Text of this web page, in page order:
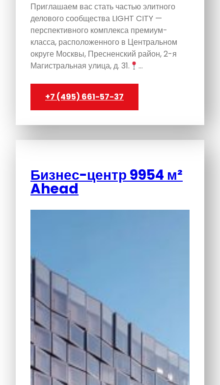
Приглашаем вас стать частью элитного
делового сообщества LIGHT CITY —
перспективного комплекса премиум-
класса, расположенного в Центральном
округе Москвы, Пресненский район, 2-я
Магистральная улица, д. 31.
…
+7 (495) 661-57-37
Бизнес-центр 9954 м²
Ahead